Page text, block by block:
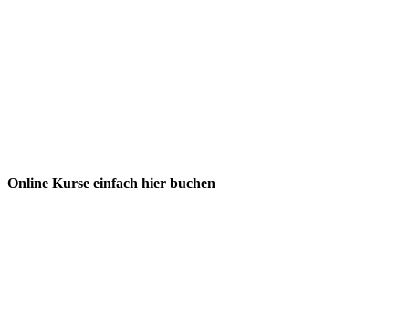
Online Kurse einfach hier buchen